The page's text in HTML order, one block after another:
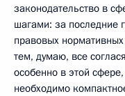
законодательство в
шагами: за последние
правовых
тем, думаю, все
особенно в этой
необходимо